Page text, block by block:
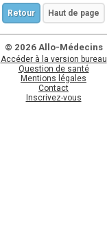
Retour Haut de page
© 2026 Allo-Médecins
Accéder à la version bureau
Question de santé
Mentions légales
Contact
Inscrivez-vous